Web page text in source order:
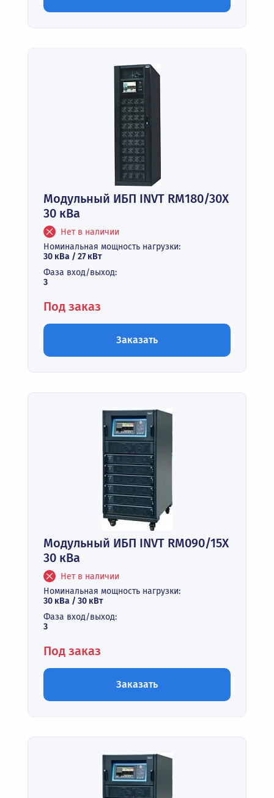
Модульный ИБП INVT RM180/30X
30 кВа
Нет в наличии
Номинальная мощность нагрузки:
30 кВа / 27 кВт
Фаза вход/выход:
3
Под заказ
Заказать
Модульный ИБП INVT RM090/15X
30 кВа
Нет в наличии
Номинальная мощность нагрузки:
30 кВа / 30 кВт
Фаза вход/выход:
3
Под заказ
Заказать